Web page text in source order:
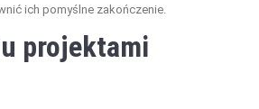
ich pomyślne zakończenie.
projektami